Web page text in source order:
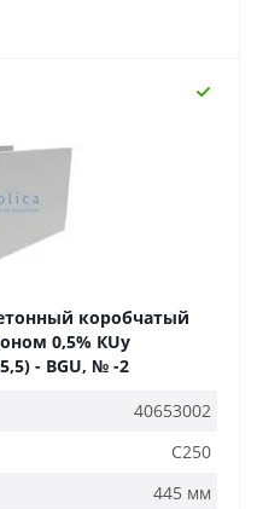
коробчатый
0,5% КUу
- BGU, № -2
40653002
C250
445 мм